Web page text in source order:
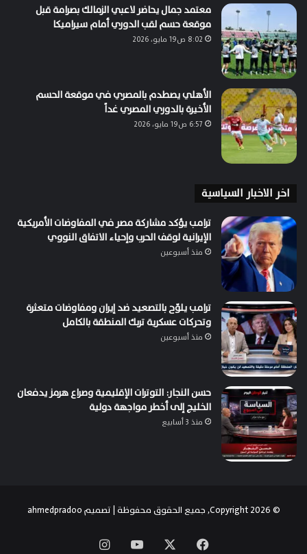
معتمد جمال يحاضر لاعبي الزمالك بصرامة قبل
موقعة حسم لقب الدوري أمام سيراميكا
8:02 ص19 مايو، 2026
الأهلي يصطدم بالمصري في موقعة الحسم
الأخيرة بالدوري المصري غداً
6:57 ص19 مايو، 2026
اخر الاخبار السياسية
ترامب يؤكد مشاركة مصر في المفاوضات الأمريكية
الإيرانية لوقف الحرب وإحياء الاتفاق النووي
منذ أسبوعين
ترامب يلوّح بالتصعيد ضد إيران ومفاوضات متعثرة
وتحركات عسكرية تربك المنطقة بالكامل
منذ أسبوعين
حسن النجار: التوترات الإقليمية وصراع هرمز يدفعان
الخليج إلى أخطر مواجهة دولية
منذ 3 أسابيع
© Copyright 2026, جميع الحقوق محفوظة | تصميم ahmedpradoo
فيسبوك ‫YouTube